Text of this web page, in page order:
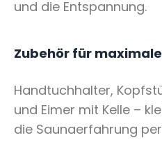
und die Entspannung.
Zubehör für
Handtuchhalter,
und Eimer mit Kelle –
die Saunaerfahrung